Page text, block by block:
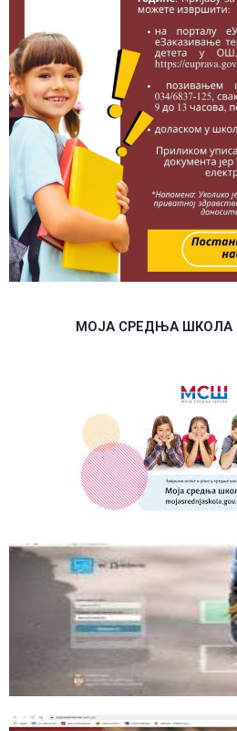
МОЈА СРЕДЊА ШКОЛА